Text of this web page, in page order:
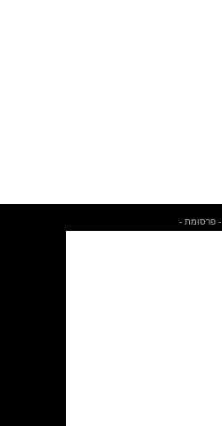
- פרסומת -